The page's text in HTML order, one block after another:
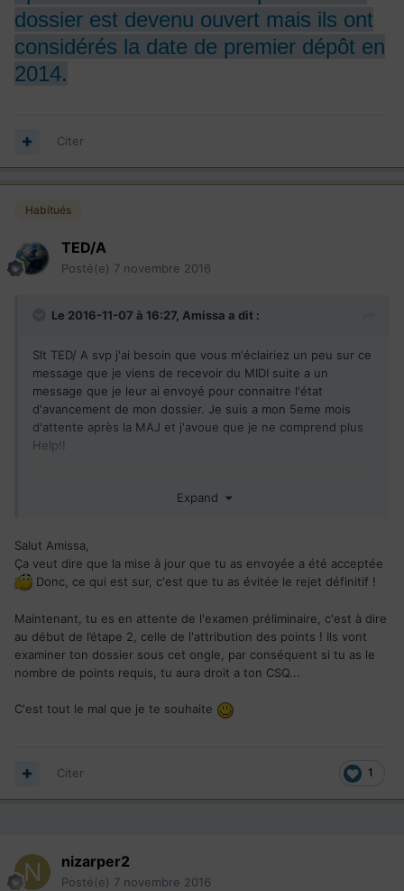
dossier est devenu ouvert mais ils ont
considérés la date de premier dépôt en
2014.
Citer
Habitués
TED/A
Posté(e) 7 novembre 2016
Le 2016-11-07 à 16:27, Amissa a dit :
Slt TED/ A svp j'ai besoin que vous m'éclairiez un peu sur ce
message que je viens de recevoir du MIDI suite a un
message que je leur ai envoyé pour connaitre l'état
d'avancement de mon dossier. Je suis a mon 5eme mois
d'attente après la MAJ et j'avoue que je ne comprend plus
Help!!
Nous avons accepté vos documents en réponse à l'intention
devrait être traité dans les mois à venir.
S.V.P. encore un peu de patience.
PG
Expand
Salut Amissa,
Ça veut dire que la mise à jour que tu as envoyée a été acceptée
Donc, ce qui est sur, c'est que tu as évitée le rejet définitif !
Maintenant, tu es en attente de l'examen préliminaire, c'est à dire
au début de l’étape 2, celle de l'attribution des points ! Ils vont
examiner ton dossier sous cet ongle, par conséquent si tu as le
nombre de points requis, tu aura droit a ton CSQ...
C'est tout le mal que je te souhaite
1
Citer
nizarper2
Posté(e) 7 novembre 2016